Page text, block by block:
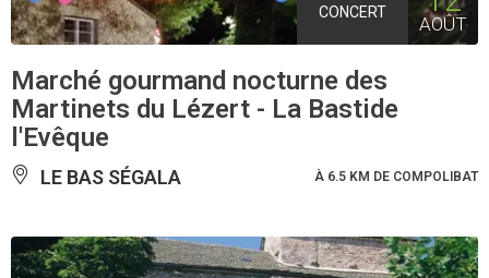
CONCERT
AOÛT
Marché gourmand nocturne des
Martinets du Lézert - La Bastide
l'Evêque
LE BAS SÉGALA À 6.5 KM DE COMPOLIBAT